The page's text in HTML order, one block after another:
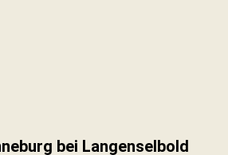
bei Langenselbold